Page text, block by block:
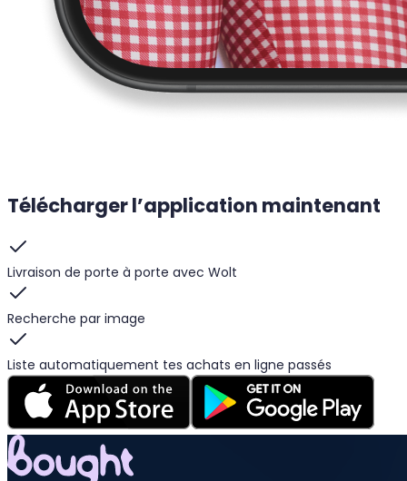
Télécharger l’application maintenant
Livraison de porte à porte avec Wolt
Recherche par image
Liste automatiquement tes achats en ligne passés